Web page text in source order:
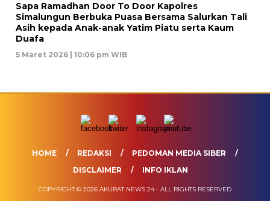
Sapa Ramadhan Door To Door Kapolres
Simalungun Berbuka Puasa Bersama Salurkan Tali
Asih kepada Anak-anak Yatim Piatu serta Kaum
Duafa
5 Maret 2026 | 10:06 pm WIB
HOME REDAKSI
PEDOMAN MEDIA SIBER
DISCLAIMER
INFO IKLAN
COPYRIGHT © 2026 AKURAT NEWS 24 - ALL RIGHTS RESERVED